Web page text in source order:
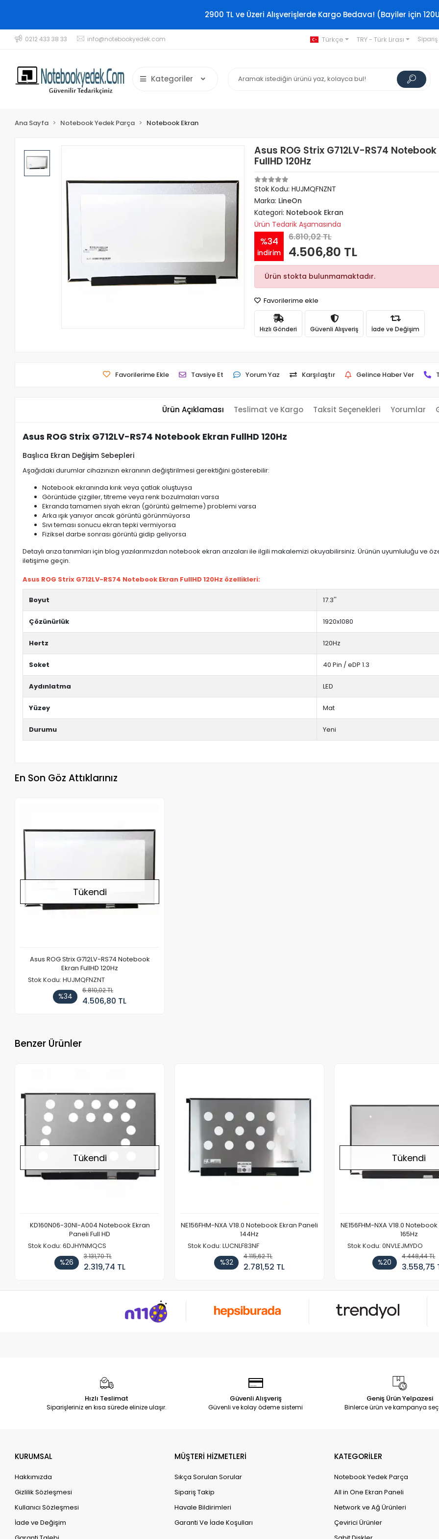
2900 TL ve Üzeri Alışverişlerde Kargo Bedava! (Bayiler için
0212 433 38 33 info@notebookyedek.com Türkçe TRY - Türk Lirası
Kategoriler
Ana Sayfa Notebook Yedek Parça Notebook Ekran
Asus ROG Strix G712LV-RS74
FullHD 120Hz
Stok Kodu: HUJMQFNZNT
Marka: LineOn
Kategori: Notebook Ekran
Ürün Tedarik Aşamasında
%34
indirim
6.810,02 TL
4.506,80 TL
Ürün stokta bulunmamaktadır.
Favorilerime ekle
Hızlı Gönderi Güvenli Alışveriş İade ve Değişim
Favorilerime Ekle Tavsiye Et Yorum Yaz Karşılaştır Gelince Haber Ver
Ürün Açıklaması Teslimat ve Kargo Taksit Seçenekleri Yorumlar
Asus ROG Strix G712LV-RS74 Notebook Ekran FullHD 120Hz
Başlıca Ekran Değişim Sebepleri
Aşağıdaki durumlar cihazınızın ekranının değiştirilmesi gerektiğini gösterebilir:
Notebook ekranında kırık veya çatlak oluştuysa
Görüntüde çizgiler, titreme veya renk bozulmaları varsa
Ekranda tamamen siyah ekran (görüntü gelmeme) problemi varsa
Arka ışık yanıyor ancak görüntü görünmüyorsa
Sıvı teması sonucu ekran tepki vermiyorsa
Fiziksel darbe sonrası görüntü gidip geliyorsa
Detaylı arıza tanımları için blog yazılarımızdan notebook ekran arızaları ile ilgili makalemizi okuyabilirsiniz. Ürünün uyumluluğu
iletişime geçin.
Asus ROG Strix G712LV-RS74 Notebook Ekran FullHD 120Hz özellikleri:
Boyut 17.3''
Çözünürlük 1920x1080
Hertz 120Hz
Soket 40 Pin / eDP 1.3
Aydınlatma LED
Yüzey Mat
Durumu Yeni
En Son Göz Attıklarınız
Tükendi
Asus ROG Strix G712LV-RS74 Notebook
Ekran FullHD 120Hz
Stok Kodu: HUJMQFNZNT
%34
6.810,02 TL
4.506,80 TL
Benzer Ürünler
Tükendi
KD160N06-30NI-A004 Notebook Ekran
Paneli Full HD
Stok Kodu: 6DJHYNMQCS
%26
3.131,70 TL
2.319,74 TL
NE156FHM-NXA V18.0 Notebook Ekran Paneli
144Hz
Stok Kodu: LUCNLF83NF
%32
4.115,62 TL
2.781,52 TL
Tükendi
NE156FHM-NXA V18.0
165Hz
Stok Kodu: 0NVLEJMYDO
%20
4.448,44 TL
3.558,75
Hızlı Teslimat
Siparişleriniz en kısa sürede elinize ulaşır.
Güvenli Alışveriş
Güvenli ve kolay ödeme sistemi
Geniş Ürün Yelpazesi
Binlerce ürün ve kampanya
KURUMSAL
Hakkımızda
Gizlilik Sözleşmesi
Kullanıcı Sözleşmesi
İade ve Değişim
MÜŞTERİ HİZMETLERİ
Sıkça Sorulan Sorular
Sipariş Takip
Havale Bildirimleri
Garanti Ve İade Koşulları
KATEGORİLER
Notebook Yedek Parça
All in One Ekran Paneli
Network ve Ağ Ürünleri
Çevirici Ürünler